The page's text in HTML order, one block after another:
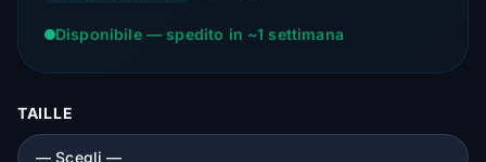
Disponibile — spedito in ~1 settimana
TAILLE